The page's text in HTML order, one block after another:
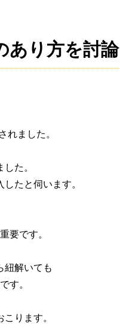
あり方を討論
ました。
た。
たと伺います。
要です。
紐解いても
す。
ります。